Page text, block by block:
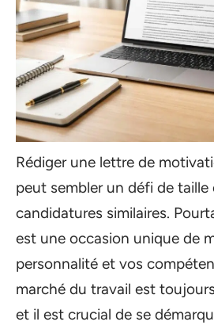
Rédiger une lettre de
peut sembler un défi de
candidatures similaires.
est une occasion unique de
personnalité et vos
marché du travail est
et il est crucial de se